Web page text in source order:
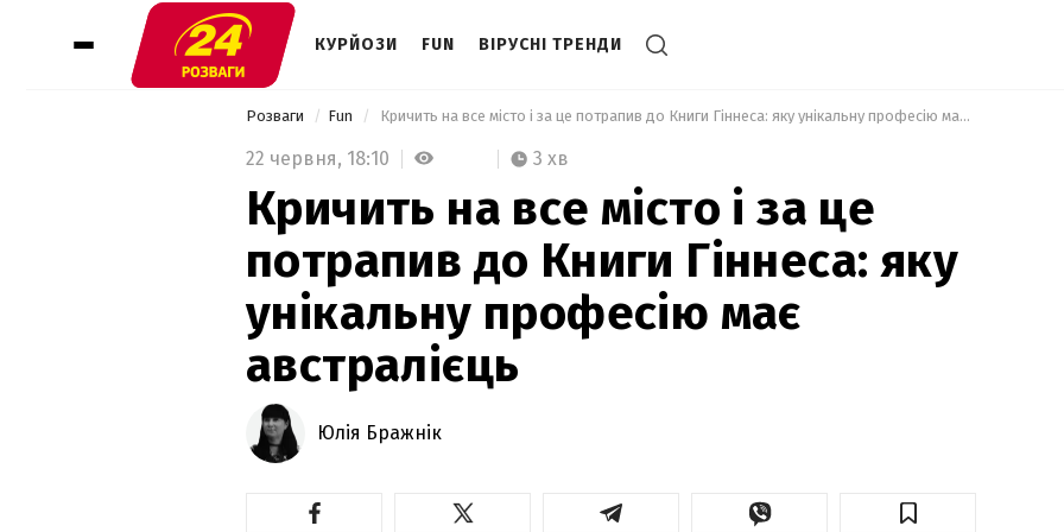
КУРЙОЗИ FUN ВІРУСНІ ТРЕНДИ
Розваги Fun Кричить на все місто і за це потрапив до Книги Гіннеса: яку унікальну професію має австралієць
22 червня, 18:10 3 хв
Кричить на все місто і за це
потрапив до Книги Гіннеса: яку
унікальну професію має
австралієць
Юлія Бражнік